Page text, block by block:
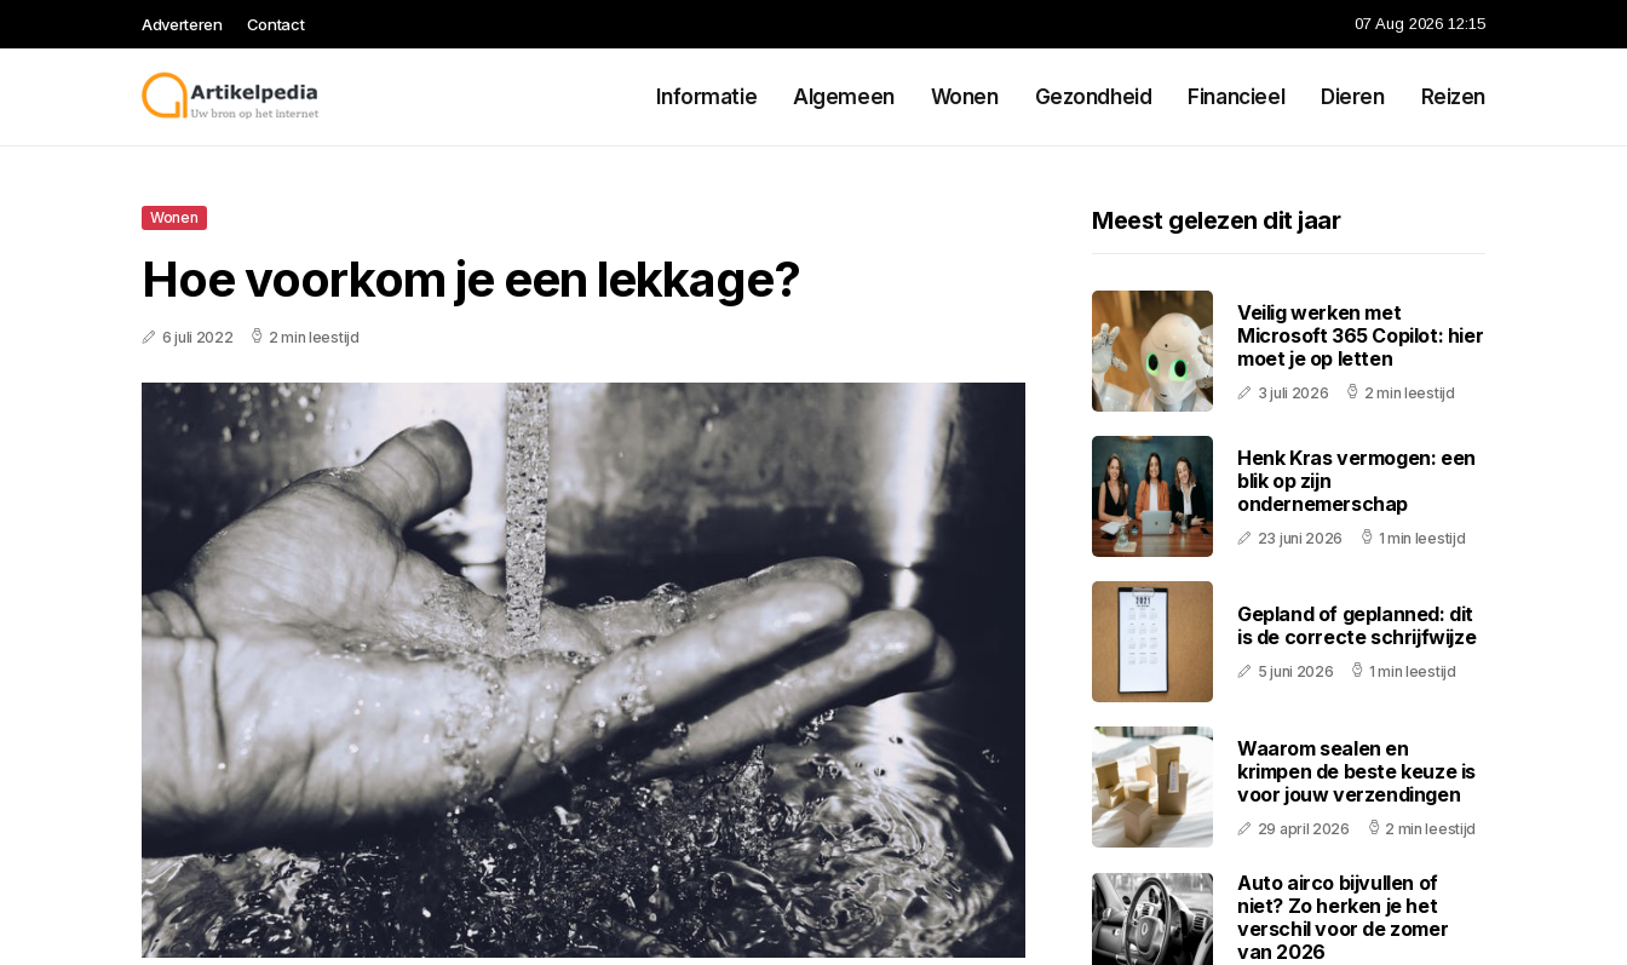
Adverteren Contact 07 Aug 2026 12:15
Informatie Algemeen Wonen Gezondheid Financieel Dieren Reizen
Wonen
Hoe voorkom je een lekkage?
6 juli 2022 2 min leestijd
Meest gelezen dit jaar
Veilig werken met
Microsoft 365 Copilot: hier
moet je op letten
3 juli 2026 2 min leestijd
Henk Kras vermogen: een
blik op zijn
ondernemerschap
23 juni 2026 1 min leestijd
Gepland of geplanned: dit
is de correcte schrijfwijze
5 juni 2026 1 min leestijd
Waarom sealen en
krimpen de beste keuze is
voor jouw verzendingen
29 april 2026 2 min leestijd
Auto airco bijvullen of
niet? Zo herken je het
verschil voor de zomer
van 2026